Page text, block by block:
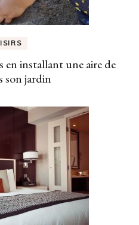
en installant une aire de
son jardin